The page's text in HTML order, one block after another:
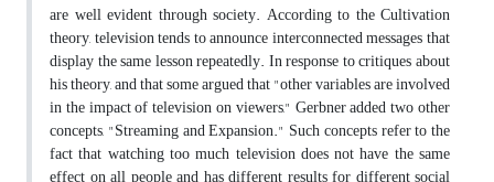
are well evident through society. According to the Cultivation
theory, television tends to announce interconnected messages that
display the same lesson repeatedly. In response to critiques about
his theory, and that some argued that "other variables are involved
in the impact of television on viewers," Gerbner added two other
concepts, "Streaming and Expansion." Such concepts refer to the
fact that watching too much television does not have the same